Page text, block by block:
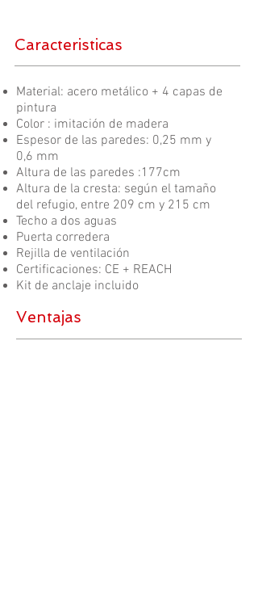
Caracteristicas
Material: acero metálico + 4 capas de
pintura
Color : imitación de madera
Espesor de las paredes: 0,25 mm y
0,6 mm
Altura de las paredes :177cm
Altura de la cresta: según el tamaño
del refugio, entre 209 cm y 215 cm
Techo a dos aguas
Puerta corredera
Rejilla de ventilación
Certificaciones: CE + REACH
Kit de anclaje incluido
Ventajas